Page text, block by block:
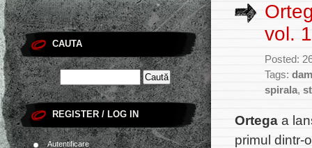
CAUTA
REGISTER / LOG IN
Autentificare
vol. 1
Posted:
Tags:
spirala,
Ortega a
primul dintr-